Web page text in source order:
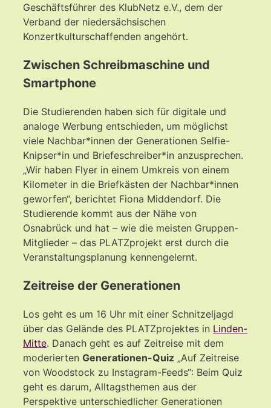
Geschäftsführer des KlubNetz e.V., dem der
Verband der niedersächsischen
Konzertkulturschaffenden angehört.
Zwischen Schreibmaschine und
Smartphone
Die Studierenden haben sich für digitale und
analoge Werbung entschieden, um möglichst
viele Nachbar*innen der Generationen Selfie-
Knipser*in und Briefeschreiber*in anzusprechen.
„Wir haben Flyer in einem Umkreis von einem
Kilometer in die Briefkästen der Nachbar*innen
geworfen“, berichtet Fiona Middendorf. Die
Studierende kommt aus der Nähe von
Osnabrück und hat – wie die meisten Gruppen-
Mitglieder – das PLATZprojekt erst durch die
Veranstaltungsplanung kennengelernt.
Zeitreise der Generationen
Los geht es um 16 Uhr mit einer Schnitzeljagd
über das Gelände des PLATZprojektes in Linden-
Mitte. Danach geht es auf Zeitreise mit dem
moderierten Generationen-Quiz „Auf Zeitreise
von Woodstock zu Instagram-Feeds“: Beim Quiz
geht es darum, Alltagsthemen aus der
Perspektive unterschiedlicher Generationen